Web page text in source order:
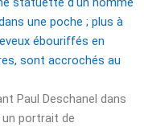
Paul Deschanel dans
portrait de